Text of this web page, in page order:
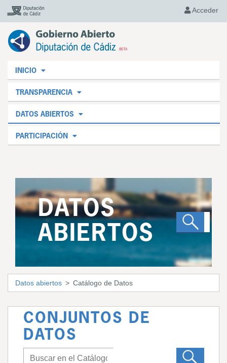
Acceder
INICIO
TRANSPARENCIA
DATOS ABIERTOS
PARTICIPACIÓN
DATOS
ABIERTOS
Datos abiertos Catálogo de Datos
CONJUNTOS DE
DATOS